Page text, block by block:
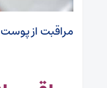
مراقبت از